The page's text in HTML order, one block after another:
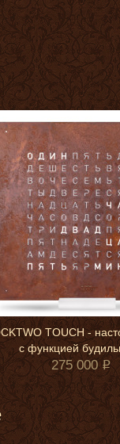
TOUCH -
с функцией
275 000